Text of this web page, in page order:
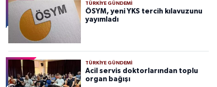
TÜRKIYE GÜNDEMI
ÖSYM, yeni YKS tercih kılavuzunu
yayımladı
TÜRKIYE GÜNDEMI
Acil servis doktorlarından toplu
organ bağışı